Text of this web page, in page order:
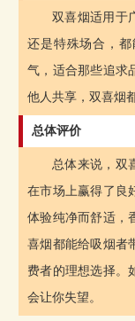
双喜烟适用于
还是特殊场合，
气，适合那些追求
他人共享，双喜烟
总体评价
总体来说，双
在市场上赢得了良
体验纯净而舒适，
喜烟都能给吸烟者
费者的理想选择。
会让你失望。